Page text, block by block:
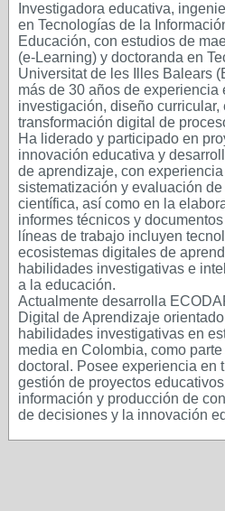
Investigadora educativa,
en Tecnologías de la
Educación, con estudios de
(e-Learning) y doctoranda en
Universitat de les Illes Balears
más de 30 años de experiencia
investigación, diseño
transformación digital de
Ha liderado y participado en
innovación educativa y
de aprendizaje, con
sistematización y evaluación
científica, así como en la
informes técnicos y
líneas de trabajo incluyen
ecosistemas digitales de
habilidades investigativas e
a la educación.
Actualmente desarrolla
Digital de Aprendizaje
habilidades investigativas en
media en Colombia, como
doctoral. Posee experiencia en
gestión de proyectos
información y producción de
de decisiones y la innovación